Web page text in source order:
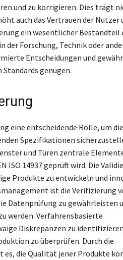
und zu korrigieren. Dies trägt
auch das Vertrauen der Nutzer
ein wesentlicher Bestandteil
der Forschung, Technik oder
Entscheidungen und
genügen.
eine entscheidende Rolle, um die
Spezifikationen
und Türen zentrale
ISO 14937 geprüft wird. Die
Produkte zu entwickeln und
ist die Verifizierung
Datenprüfung zu gewährleisten
werden. Verfahrensbasierte
Diskrepanzen zu
zu überprüfen. Durch die
die Qualität jener Produkte